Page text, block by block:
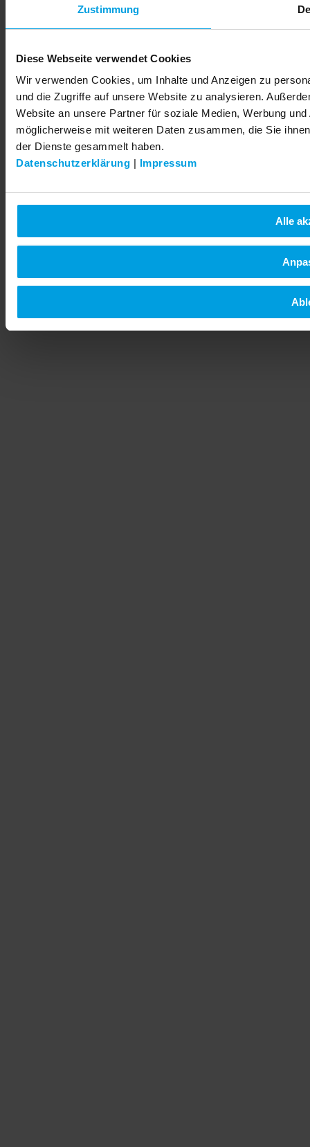
Zustimmung
Diese Webseite verwendet Cookies
Wir verwenden Cookies, um Inhalte und Anzeigen zu
und die Zugriffe auf unsere Website zu analysieren.
Website an unsere Partner für soziale Medien, Werbung
möglicherweise mit weiteren Daten zusammen, die Sie
der Dienste gesammelt haben.
Datenschutzerklärung | Impressum
Alle
© 2026 LEMKEN GmbH & Co. KG